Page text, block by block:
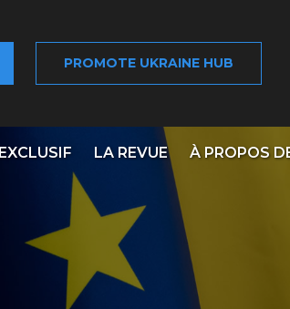
PROMOTE UKRAINE HUB
EXCLUSIF LA REVUE À PROPOS